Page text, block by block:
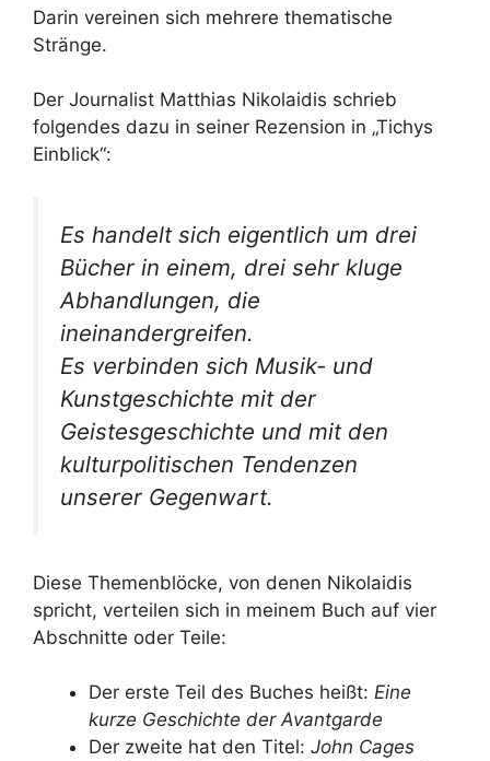
Darin vereinen sich mehrere thematische
Stränge.
Der Journalist Matthias Nikolaidis schrieb
folgendes dazu in seiner Rezension in „Tichys
Einblick“:
Es handelt sich eigentlich um drei
Bücher in einem, drei sehr kluge
Abhandlungen, die
ineinandergreifen.
Es verbinden sich Musik- und
Kunstgeschichte mit der
Geistesgeschichte und mit den
kulturpolitischen Tendenzen
unserer Gegenwart.
Diese Themenblöcke, von denen Nikolaidis
spricht, verteilen sich in meinem Buch auf vier
Abschnitte oder Teile:
Der erste Teil des Buches heißt: Eine
kurze Geschichte der Avantgarde
Der zweite hat den Titel: John Cages